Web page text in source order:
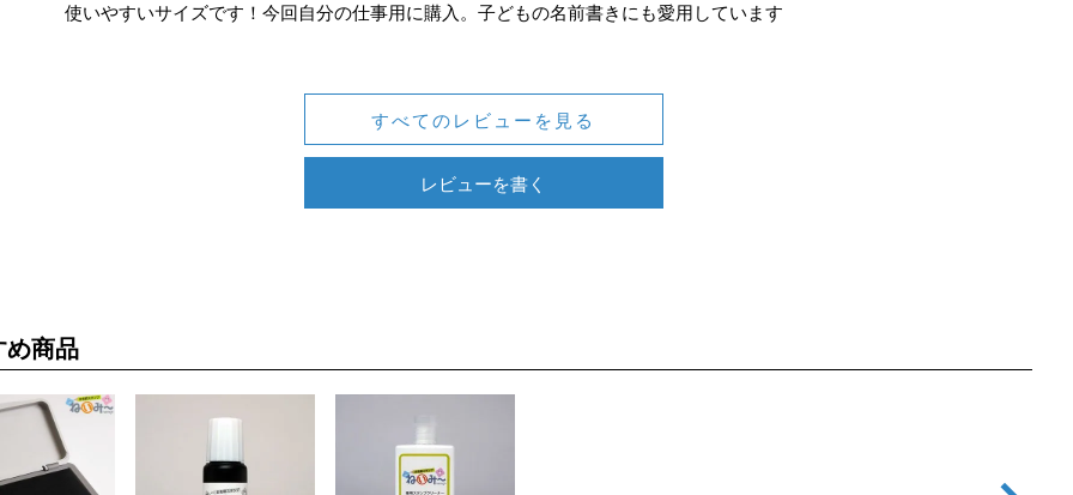
使いやすいサイズです！今回自分の仕事用に購入。子どもの名前書きにも愛用しています
すべてのレビューを見る
レビューを書く
め商品